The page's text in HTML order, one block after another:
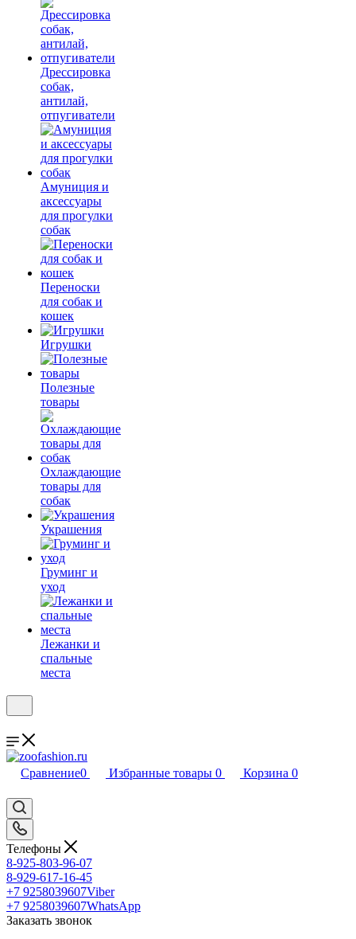
Дрессировка
собак,
антилай,
отпугиватели
Амуниция и
аксессуары
для прогулки
собак
Переноски
для собак и
кошек
Игрушки
Полезные
товары
Охлаждающие
товары для
собак
Украшения
Груминг и
уход
Лежанки и
спальные
места
Сравнение0 Избранные товары 0 Корзина 0
Телефоны
8-925-803-96-07
8-929-617-16-45
+7 9258039607Viber
+7 9258039607WhatsApp
Заказать звонок